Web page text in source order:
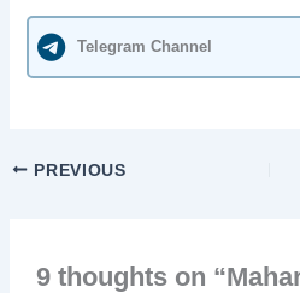
Telegram Channel
PREVIOUS
9 thoughts on